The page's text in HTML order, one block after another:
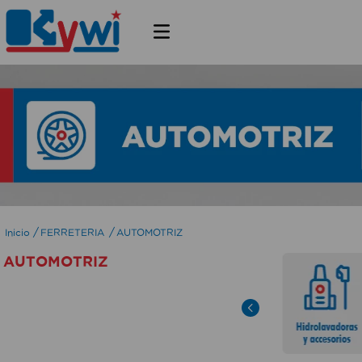
FERRETERIA AUTOMOTRIZ
AUTOMOTRIZ